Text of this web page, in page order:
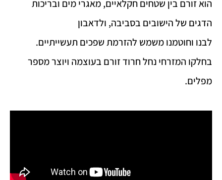
הוא זורם בין שטחים חקלאיים, מאגרי מים ובריכות
הדגים של הישובים בסביבה, ולדאבון
לבנו וחוטמנו משמש להזרמת שפכים תעשייתיים.
בחלקו המזרחי נחל חרוד זורם בעוצמה ויוצר מספר
מפלים.